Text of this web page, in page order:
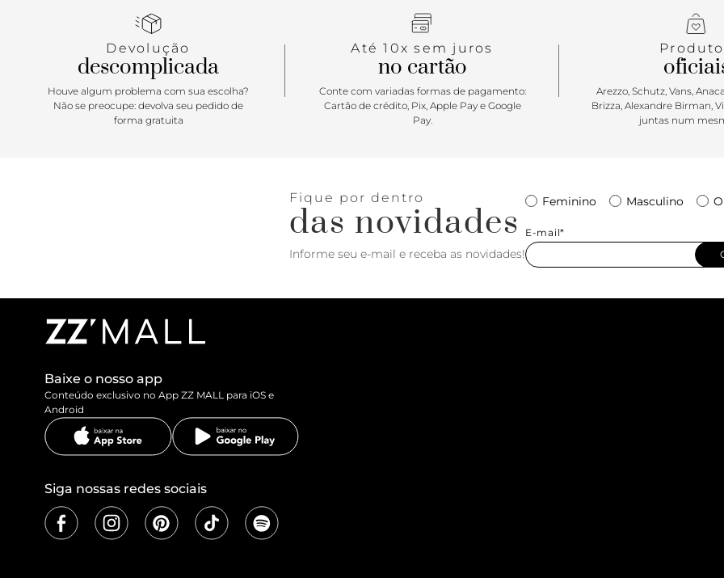
Devolução
descomplicada
Houve algum problema com sua escolha?
Não se preocupe: devolva seu pedido de
forma gratuita
Até 10x sem juros
no cartão
Conte com variadas formas de pagamento:
Cartão de crédito, Pix, Apple Pay e Google
Pay.
Arezzo, Schutz, Vans,
Brizza, Alexandre Birman,
juntas num
Fique por dentro
das novidades
Informe seu e-mail e receba as novidades!
Feminino Masculino
E-mail*
Baixe o nosso app
Conteúdo exclusivo no App ZZ MALL para iOS e
Android
Siga nossas redes sociais